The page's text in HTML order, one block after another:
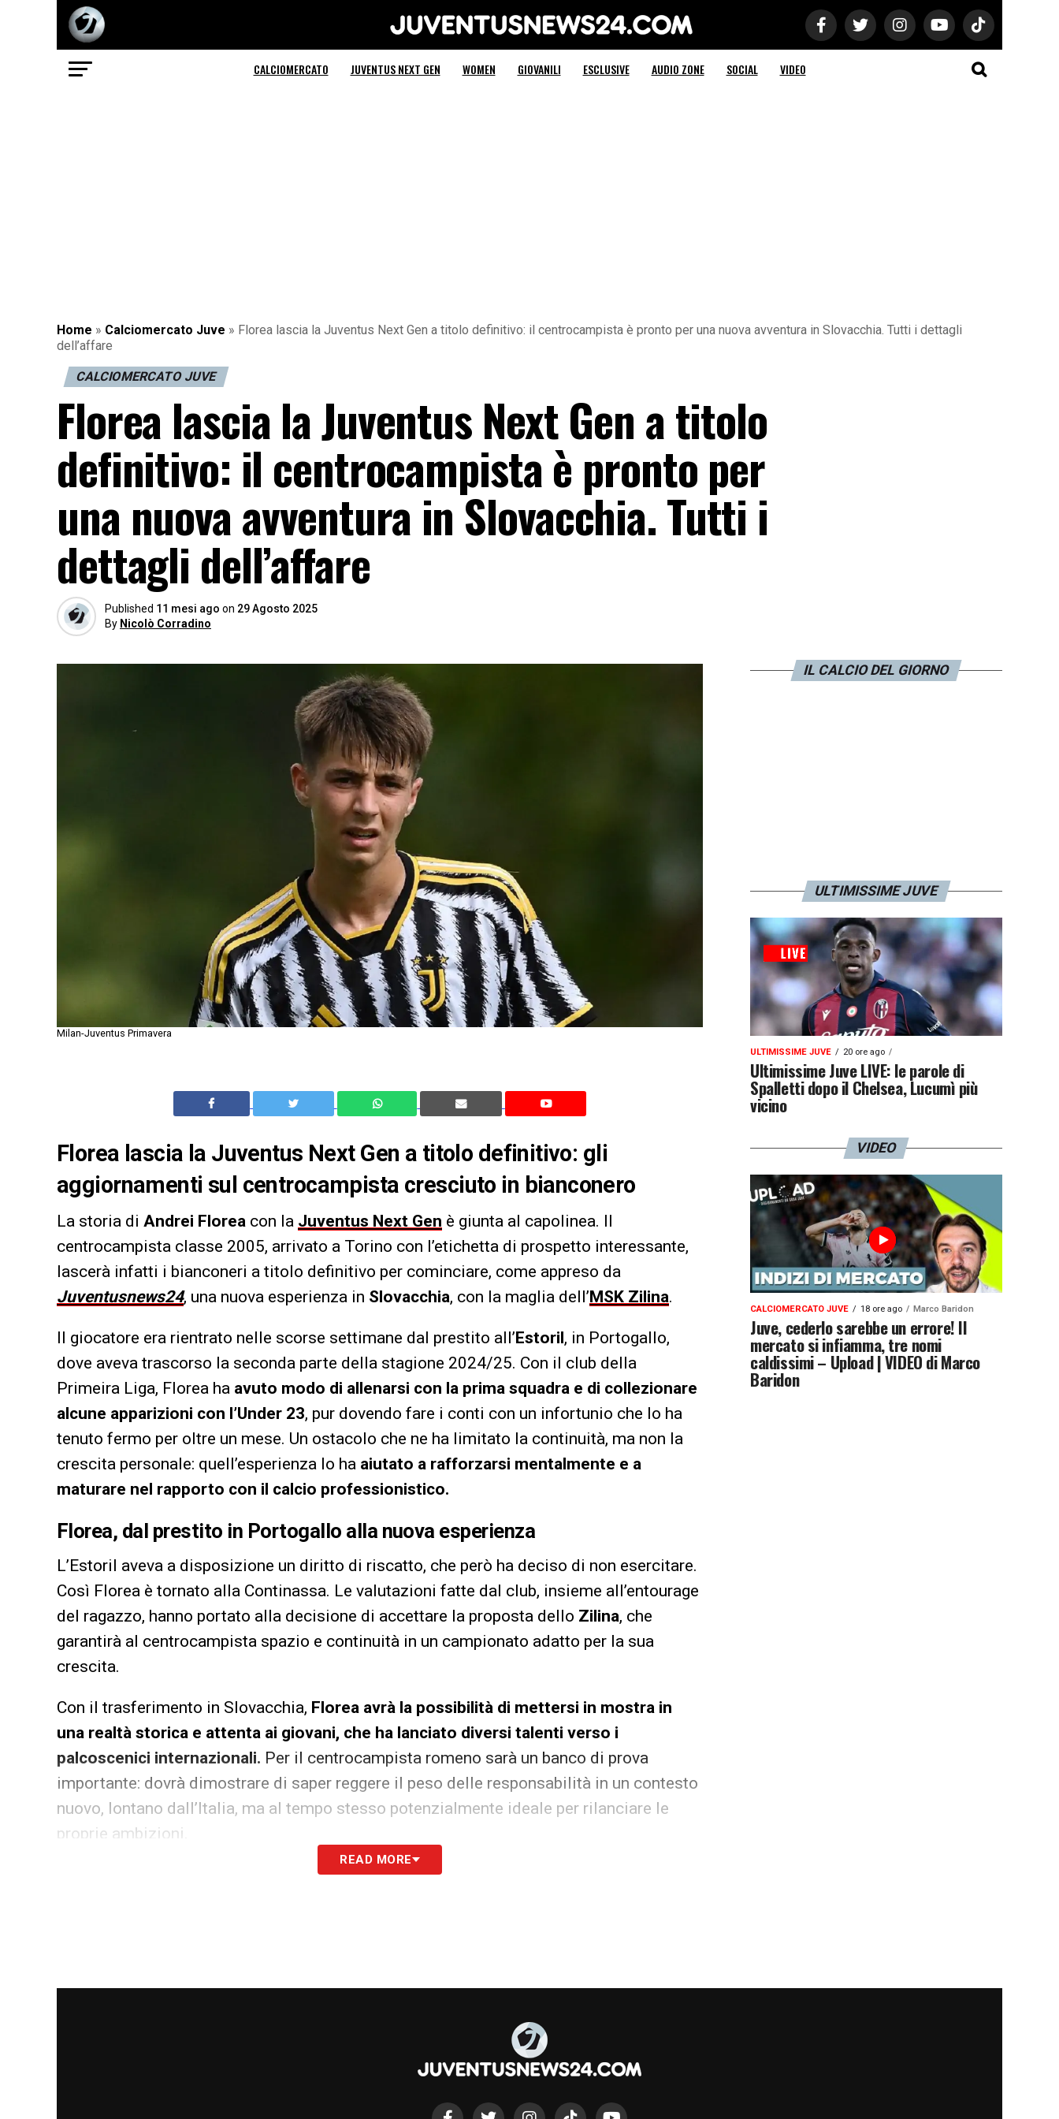
Juventus News 24
CALCIOMERCATO JUVENTUS NEXT GEN WOMEN GIOVANILI ESCLUSIVE AUDIO ZONE SOCIAL VIDEO
Home » Calciomercato Juve » Florea lascia la Juventus Next Gen a titolo definitivo: il centrocampista è pronto per una nuova avventura in Slovacchia. Tutti i dettagli
dell’affare
CALCIOMERCATO JUVE
Florea lascia la Juventus Next Gen a titolo
definitivo: il centrocampista è pronto per
una nuova avventura in Slovacchia. Tutti i
dettagli dell’affare
Published 11 mesi ago on 29 Agosto 2025
By Nicolò Corradino
Milan-Juventus Primavera
Florea lascia la Juventus Next Gen a titolo definitivo: gli
aggiornamenti sul centrocampista cresciuto in bianconero
La storia di Andrei Florea con la Juventus Next Gen è giunta al capolinea. Il
centrocampista classe 2005, arrivato a Torino con l’etichetta di prospetto interessante,
lascerà infatti i bianconeri a titolo definitivo per cominciare, come appreso da
Juventusnews24, una nuova esperienza in Slovacchia, con la maglia dell’MSK Zilina.
Il giocatore era rientrato nelle scorse settimane dal prestito all’Estoril, in Portogallo,
dove aveva trascorso la seconda parte della stagione 2024/25. Con il club della
Primeira Liga, Florea ha avuto modo di allenarsi con la prima squadra e di collezionare
alcune apparizioni con l’Under 23, pur dovendo fare i conti con un infortunio che lo ha
tenuto fermo per oltre un mese. Un ostacolo che ne ha limitato la continuità, ma non la
crescita personale: quell’esperienza lo ha aiutato a rafforzarsi mentalmente e a
maturare nel rapporto con il calcio professionistico.
Florea, dal prestito in Portogallo alla nuova esperienza
L’Estoril aveva a disposizione un diritto di riscatto, che però ha deciso di non esercitare.
Così Florea è tornato alla Continassa. Le valutazioni fatte dal club, insieme all’entourage
del ragazzo, hanno portato alla decisione di accettare la proposta dello Zilina, che
garantirà al centrocampista spazio e continuità in un campionato adatto per la sua
crescita.
Con il trasferimento in Slovacchia, Florea avrà la possibilità di mettersi in mostra in
una realtà storica e attenta ai giovani, che ha lanciato diversi talenti verso i
palcoscenici internazionali. Per il centrocampista romeno sarà un banco di prova
importante: dovrà dimostrare di saper reggere il peso delle responsabilità in un contesto
nuovo, lontano dall’Italia, ma al tempo stesso potenzialmente ideale per rilanciare le
proprie ambizioni.
saluta così uno dei suoi prospetti, proseguendo il lavoro di
READ MORE
IL CALCIO DEL GIORNO
ULTIMISSIME JUVE
ULTIMISSIME JUVE 20 ore ago
Ultimissime Juve LIVE: le parole di
Spalletti dopo il Chelsea, Lucumì più
vicino
VIDEO
CALCIOMERCATO JUVE 18 ore ago Marco Baridon
Juve, cederlo sarebbe un errore! Il
mercato si infiamma, tre nomi
caldissimi – Upload | VIDEO di Marco
Baridon